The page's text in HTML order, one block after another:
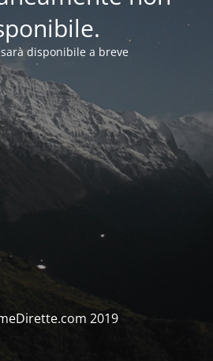
disponibile a breve
2019